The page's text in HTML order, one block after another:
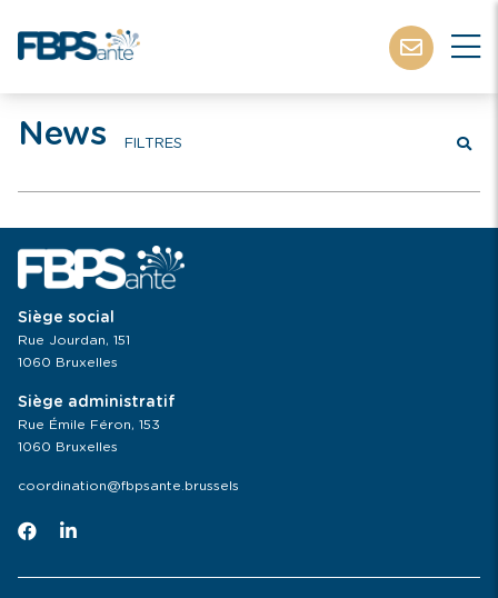
News FILTRES
Siège social
Rue Jourdan, 151
1060 Bruxelles
Siège administratif
Rue Émile Féron, 153
1060 Bruxelles
coordination@fbpsante.brussels